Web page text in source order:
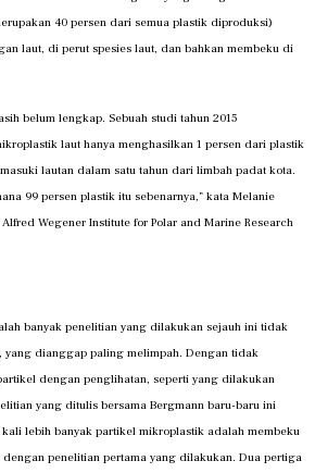
40 persen dari semua plastik diproduksi)
laut, di perut spesies laut, dan bahkan membeku di
belum lengkap. Sebuah studi tahun 2015
laut hanya menghasilkan 1 persen dari plastik
lautan dalam satu tahun dari limbah padat kota.
99 persen plastik itu sebenarnya,” kata Melanie
Wegener Institute for Polar and Marine Research
banyak penelitian yang dilakukan sejauh ini tidak
yang dianggap paling melimpah. Dengan tidak
dengan penglihatan, seperti yang dilakukan
yang ditulis bersama Bergmann baru-baru ini
lebih banyak partikel mikroplastik adalah membeku
penelitian pertama yang dilakukan. Dua pertiga